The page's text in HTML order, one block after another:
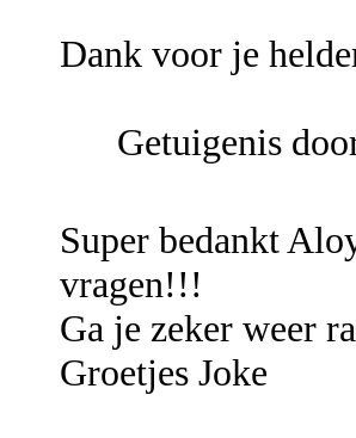
Dank voor je
Getuigenis
Super bedankt
vragen!!!
Ga je zeker weer
Groetjes Joke